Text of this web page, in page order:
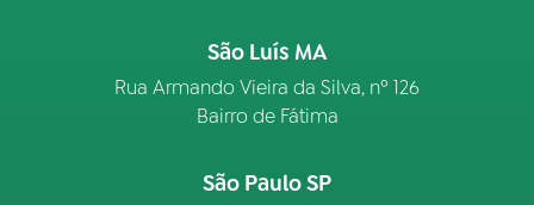
São Luís MA
Rua Armando Vieira da Silva, nº 126
Bairro de Fátima
São Paulo SP